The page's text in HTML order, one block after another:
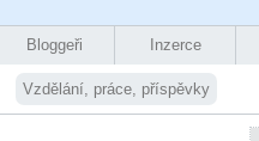
Bloggeři Inzerce
Vzdělání, práce, příspěvky